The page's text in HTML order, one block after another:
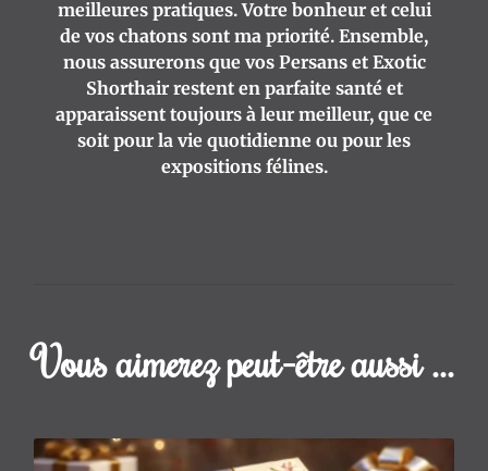
meilleures pratiques. Votre bonheur et celui
de vos chatons sont ma priorité. Ensemble,
nous assurerons que vos Persans et Exotic
Shorthair restent en parfaite santé et
apparaissent toujours à leur meilleur, que ce
soit pour la vie quotidienne ou pour les
expositions félines.
Vous aimerez peut-être aussi ...